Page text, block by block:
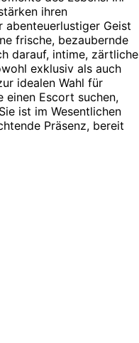
ihren
abenteuerlustiger Geist
frische, bezaubernde
darauf, intime, zärtliche
exklusiv als auch
idealen Wahl für
einen Escort suchen,
ist im Wesentlichen
Präsenz, bereit